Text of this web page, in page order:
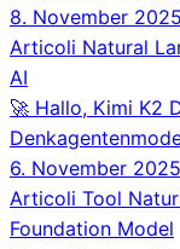
8. November 2025
Articoli Natural
AI
🚀 Hallo, Kimi K2
6. November 2025
Articoli Tool
Foundation Model